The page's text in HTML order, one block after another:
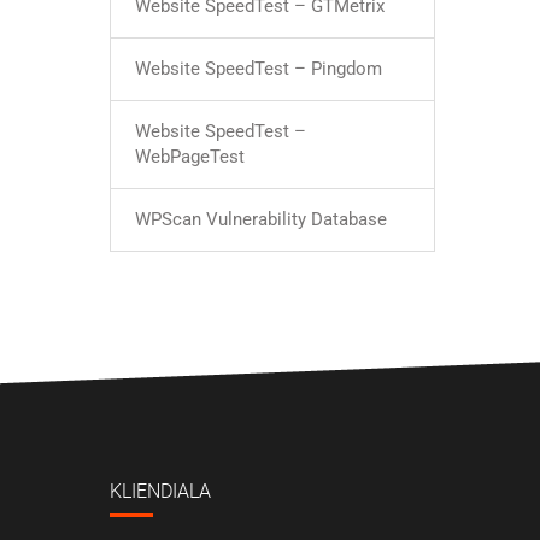
Website SpeedTest – GTMetrix
Website SpeedTest – Pingdom
Website SpeedTest –
WebPageTest
WPScan Vulnerability Database
KLIENDIALA